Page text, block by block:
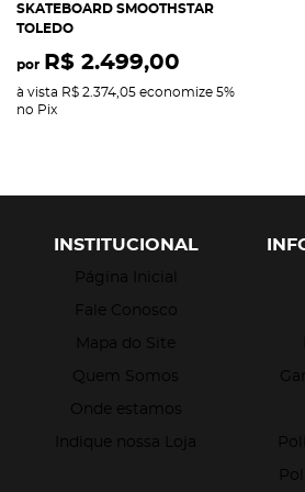
SKATEBOARD SMOOTHSTAR
TOLEDO
por R$ 2.499,00
à vista R$ 2.374,05 economize 5%
no Pix
INSTITUCIONAL
Página Inicial
Fale Conosco
Mapa do Site
Quem Somos
Onde estamos
Indique nossa Loja